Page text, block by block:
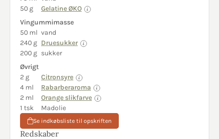
50 g
Gelatine ØKO
Vingummimasse
50 ml vand
240 g Druesukker
200 g sukker
Øvrigt
2 g
Citronsyre
4 ml
Rabarberaroma
2 ml
Orange slikfarve
1 tsk
Madolie
Se indkøbsliste til opskriften
Redskaber